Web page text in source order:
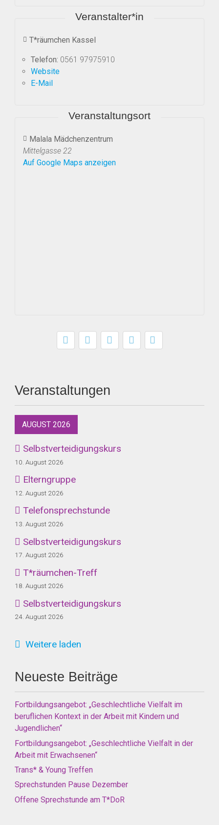
Veranstalter*in
T*räumchen Kassel
Telefon: 0561 97975910
Website
E-Mail
Veranstaltungsort
Malala Mädchenzentrum
Mittelgasse 22
Auf Google Maps anzeigen
Veranstaltungen
AUGUST 2026
Selbstverteidigungskurs
10. August 2026
Elterngruppe
12. August 2026
Telefonsprechstunde
13. August 2026
Selbstverteidigungskurs
17. August 2026
T*räumchen-Treff
18. August 2026
Selbstverteidigungskurs
24. August 2026
Weitere laden
Neueste Beiträge
Fortbildungsangebot: „Geschlechtliche Vielfalt im
beruflichen Kontext in der Arbeit mit Kindern und
Jugendlichen“
Fortbildungsangebot: „Geschlechtliche Vielfalt in der
Arbeit mit Erwachsenen“
Trans* & Young Treffen
Sprechstunden Pause Dezember
Offene Sprechstunde am T*DoR